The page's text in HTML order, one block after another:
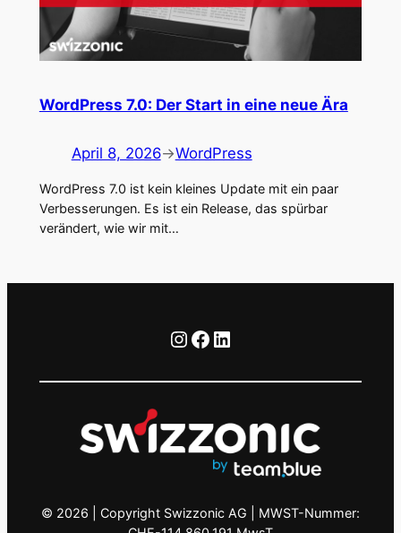
WordPress 7.0: Der Start in eine neue Ära
April 8, 2026→WordPress
WordPress 7.0 ist kein kleines Update mit ein paar
Verbesserungen. Es ist ein Release, das spürbar
verändert, wie wir mit…
Instagram Facebook LinkedIn
© 2026 | Copyright Swizzonic AG | MWST-Nummer: